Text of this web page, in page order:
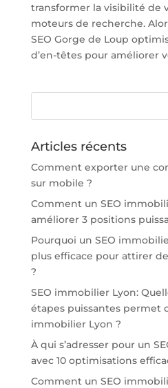
transformer la visibilité de
moteurs de recherche.
SEO Gorge de Loup
d’en-têtes pour améliorer
Articles récents
Comment exporter une
sur mobile ?
Comment un SEO
améliorer 3 positions
Pourquoi un SEO
plus efficace pour attirer
?
SEO immobilier Lyon:
étapes puissantes permet
immobilier Lyon ?
À qui s’adresser pour un
avec 10 optimisations
Comment un SEO